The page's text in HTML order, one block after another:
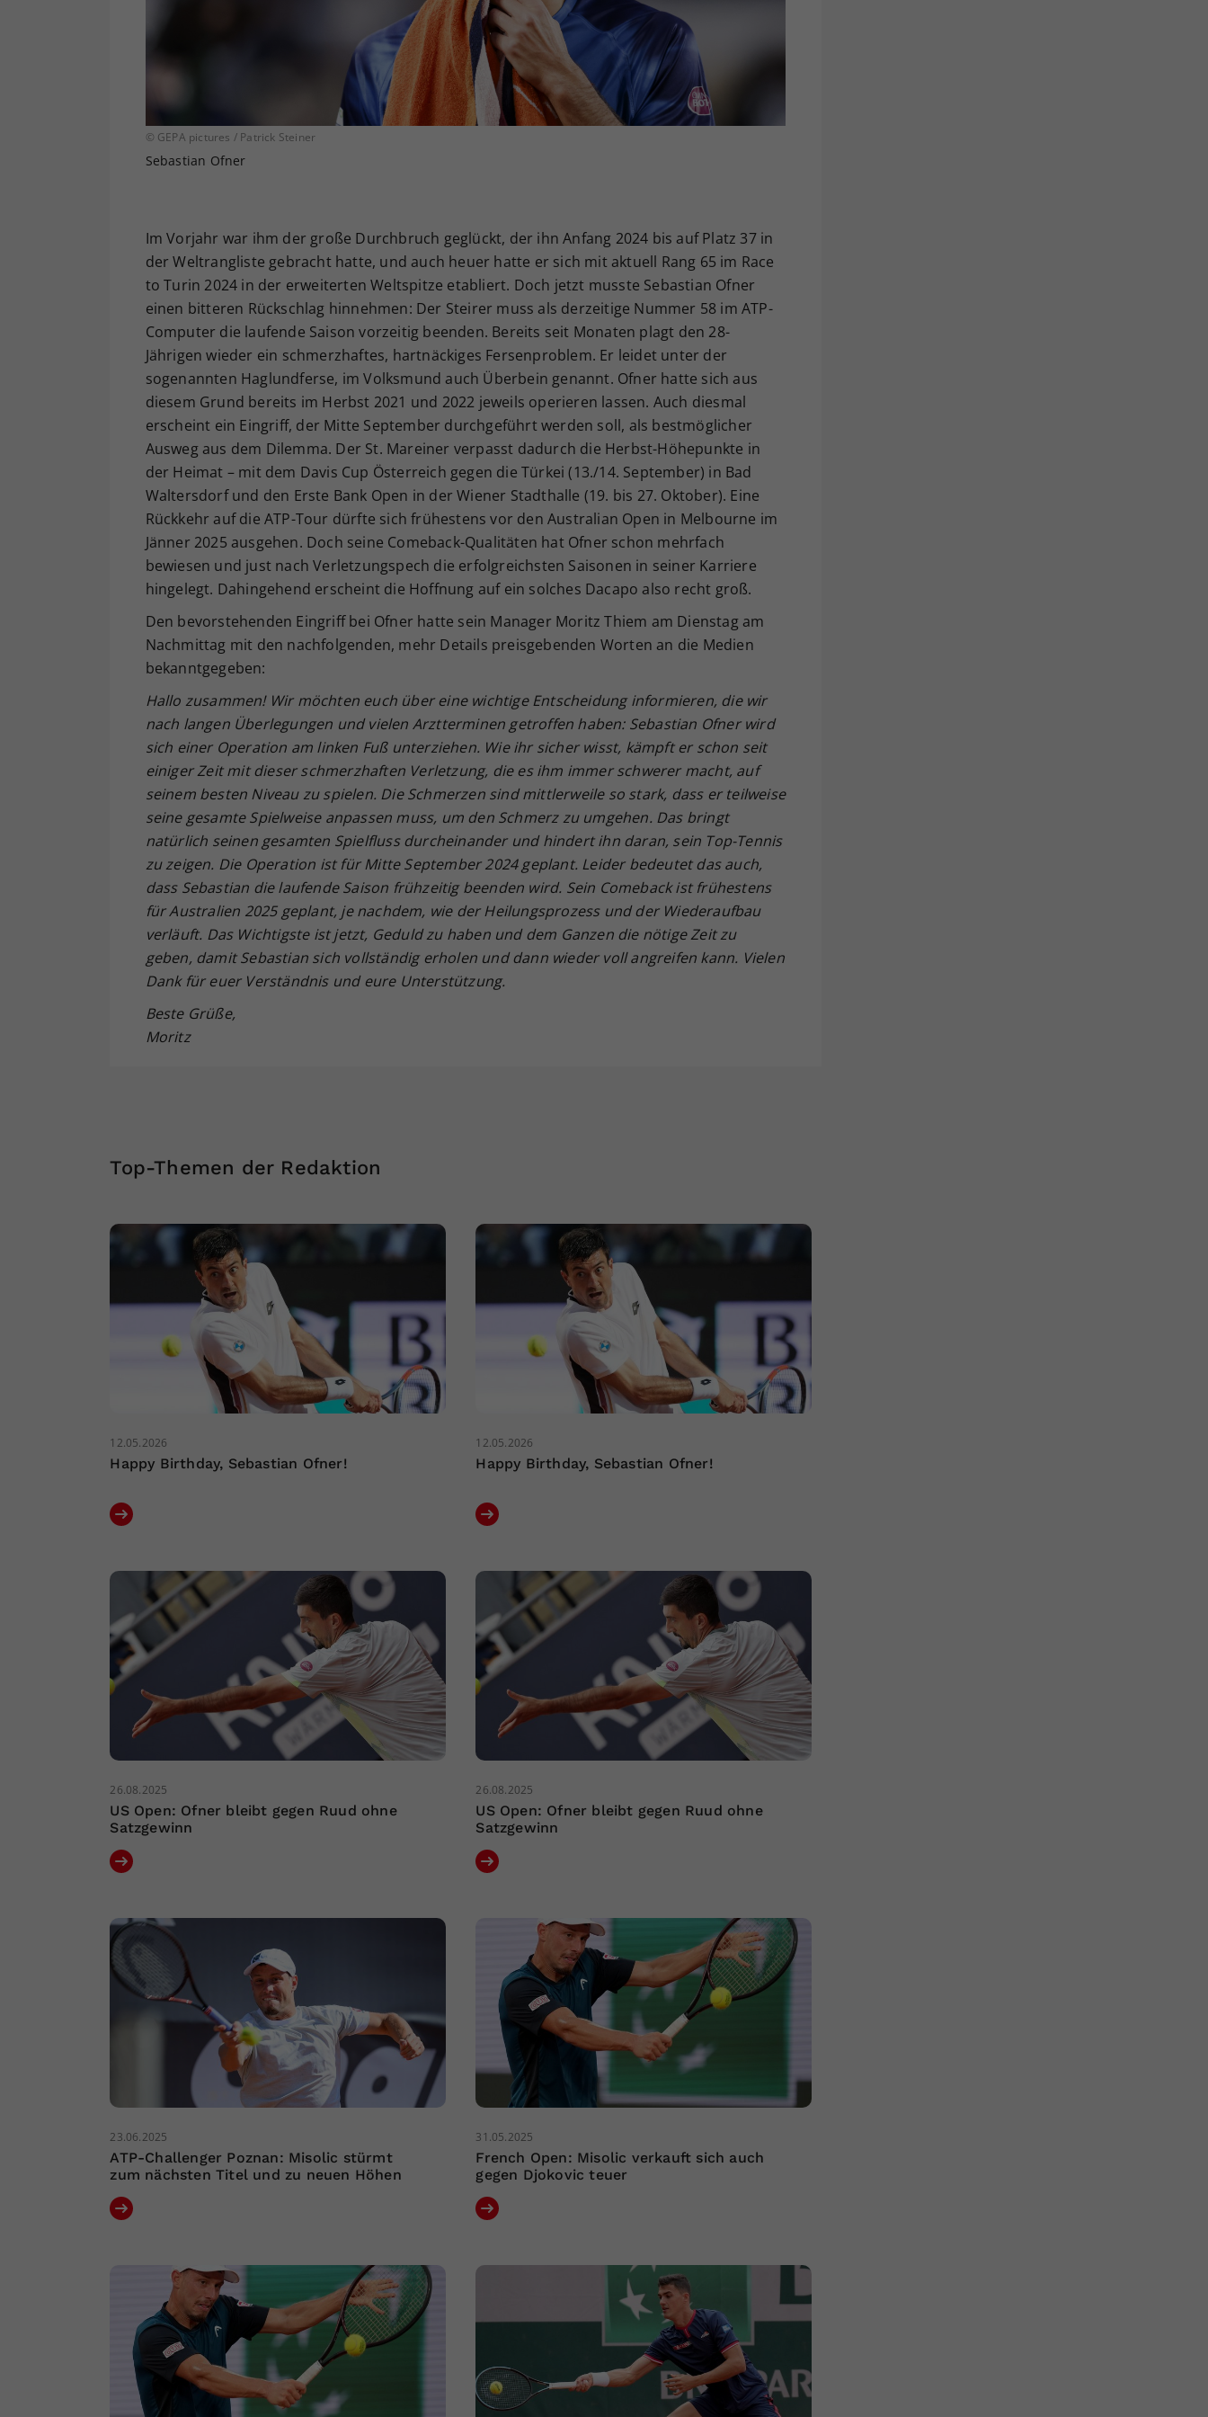
© GEPA pictures / Patrick Steiner
Sebastian Ofner
Im Vorjahr war ihm der große Durchbruch geglückt, der ihn Anfang 2024 bis auf Platz 37 in
der Weltrangliste gebracht hatte, und auch heuer hatte er sich mit aktuell Rang 65 im Race
to Turin 2024 in der erweiterten Weltspitze etabliert. Doch jetzt musste Sebastian Ofner
einen bitteren Rückschlag hinnehmen: Der Steirer muss als derzeitige Nummer 58 im ATP-
Computer die laufende Saison vorzeitig beenden. Bereits seit Monaten plagt den 28-
Jährigen wieder ein schmerzhaftes, hartnäckiges Fersenproblem. Er leidet unter der
sogenannten Haglundferse, im Volksmund auch Überbein genannt. Ofner hatte sich aus
diesem Grund bereits im Herbst 2021 und 2022 jeweils operieren lassen. Auch diesmal
erscheint ein Eingriff, der Mitte September durchgeführt werden soll, als bestmöglicher
Ausweg aus dem Dilemma. Der St. Mareiner verpasst dadurch die Herbst-Höhepunkte in
der Heimat – mit dem Davis Cup Österreich gegen die Türkei (13./14. September) in Bad
Waltersdorf und den Erste Bank Open in der Wiener Stadthalle (19. bis 27. Oktober). Eine
Rückkehr auf die ATP-Tour dürfte sich frühestens vor den Australian Open in Melbourne im
Jänner 2025 ausgehen. Doch seine Comeback-Qualitäten hat Ofner schon mehrfach
bewiesen und just nach Verletzungspech die erfolgreichsten Saisonen in seiner Karriere
hingelegt. Dahingehend erscheint die Hoffnung auf ein solches Dacapo also recht groß.
Den bevorstehenden Eingriff bei Ofner hatte sein Manager Moritz Thiem am Dienstag am
Nachmittag mit den nachfolgenden, mehr Details preisgebenden Worten an die Medien
bekanntgegeben:
Hallo zusammen! Wir möchten euch über eine wichtige Entscheidung informieren, die wir
nach langen Überlegungen und vielen Arztterminen getroffen haben: Sebastian Ofner wird
sich einer Operation am linken Fuß unterziehen. Wie ihr sicher wisst, kämpft er schon seit
einiger Zeit mit dieser schmerzhaften Verletzung, die es ihm immer schwerer macht, auf
seinem besten Niveau zu spielen. Die Schmerzen sind mittlerweile so stark, dass er teilweise
seine gesamte Spielweise anpassen muss, um den Schmerz zu umgehen. Das bringt
natürlich seinen gesamten Spielfluss durcheinander und hindert ihn daran, sein Top-Tennis
zu zeigen. Die Operation ist für Mitte September 2024 geplant. Leider bedeutet das auch,
dass Sebastian die laufende Saison frühzeitig beenden wird. Sein Comeback ist frühestens
für Australien 2025 geplant, je nachdem, wie der Heilungsprozess und der Wiederaufbau
verläuft. Das Wichtigste ist jetzt, Geduld zu haben und dem Ganzen die nötige Zeit zu
geben, damit Sebastian sich vollständig erholen und dann wieder voll angreifen kann. Vielen
Dank für euer Verständnis und eure Unterstützung.
Beste Grüße,
Moritz
Top-Themen der Redaktion
12.05.2026
Happy Birthday, Sebastian Ofner!
12.05.2026
Happy Birthday, Sebastian Ofner!
26.08.2025
US Open: Ofner bleibt gegen Ruud ohne
Satzgewinn
26.08.2025
US Open: Ofner bleibt gegen Ruud ohne
Satzgewinn
23.06.2025
ATP-Challenger Poznan: Misolic stürmt
zum nächsten Titel und zu neuen Höhen
31.05.2025
French Open: Misolic verkauft sich auch
gegen Djokovic teuer
Ihrer vorgenommen Einstellungen, falls der
Webseiten-Betreiber dies eingestellt hat.